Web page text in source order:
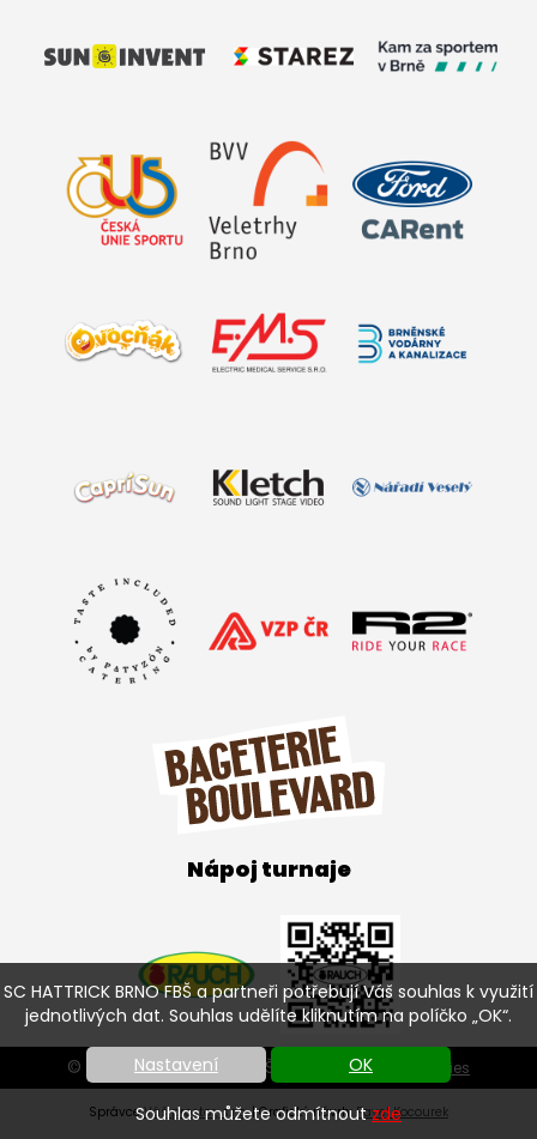
SC HATTRICK BRNO FBŠ a partneři potřebují Váš souhlas k využití
jednotlivých dat. Souhlas udělíte kliknutím na políčko „OK“.
Nastavení OK
Souhlas můžete odmítnoutzde
Nápoj turnaje
© SC HATTRICK BRNO FBŠ 2026 | Nastavení cookies
SprávceVáš prostor, s.r.o.| Grafický návrh: Pavel Kocourek